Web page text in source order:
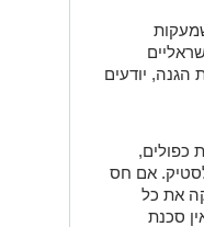
יודעים
כפולים,
אם חס
את כל
סכנת